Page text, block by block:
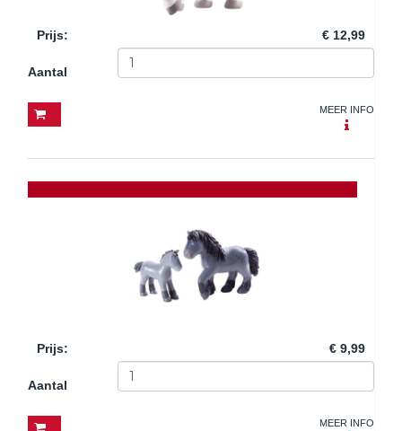
Prijs: € 12,99
Aantal
MEER INFO
Prijs: € 9,99
Aantal
MEER INFO